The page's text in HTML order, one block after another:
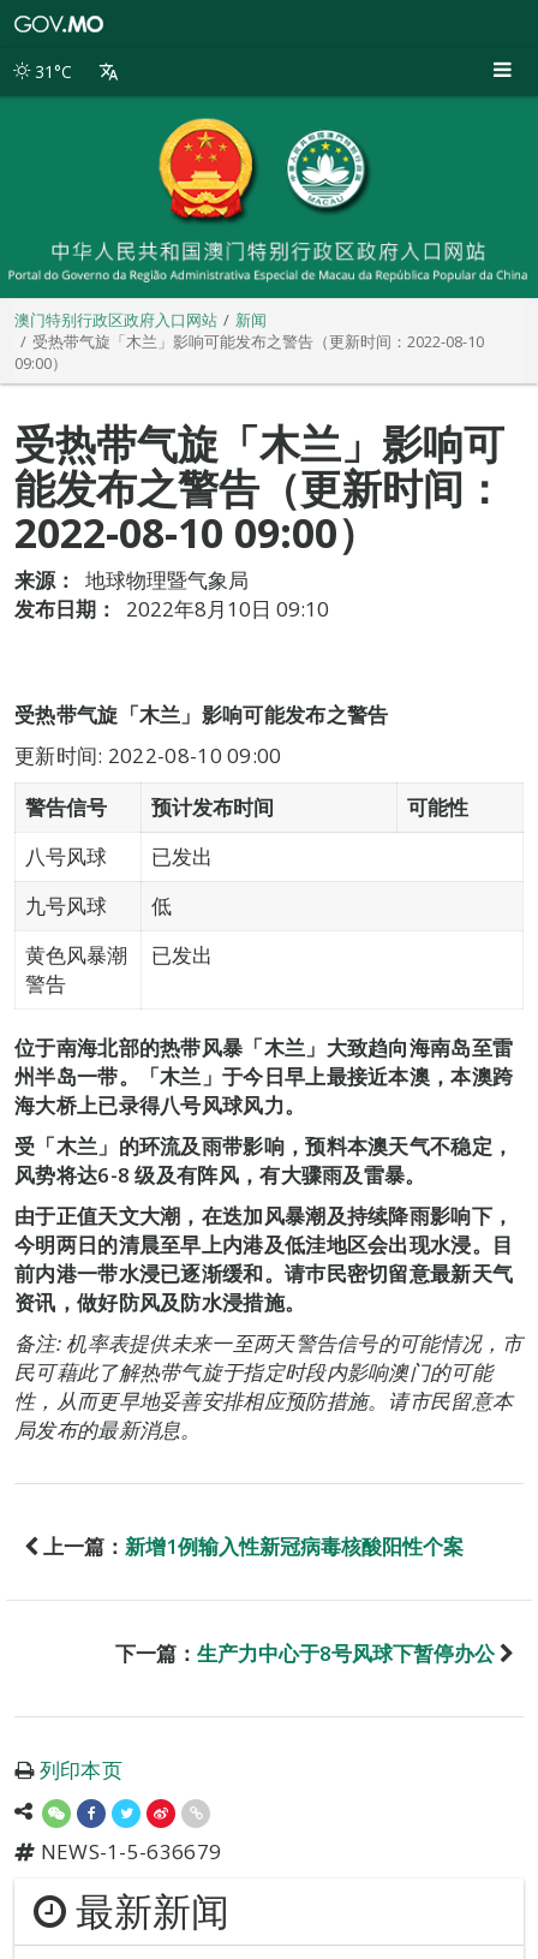
别
31°C
澳门特别行政区政府入口网站
新闻
受热带气旋「木兰」影响可能发布之警告（更新时间：2022-08-10
09:00）
受热带气旋「木兰」影响可
能发布之警告（更新时间：
2022-08-10 09:00）
来源：
地球物理暨气象局
发布日期：
2022年8月10日 09:10
受热带气旋「木兰」影响可能发布之警告
更新时间: 2022-08-10 09:00
警告信号
预计发布时间
可能性
八号风球
已发出
九号风球
低
黄色风暴潮
警告
已发出
位于南海北部的热带风暴「木兰」大致趋向海南岛至雷
州半岛一带。「木兰」于今日早上最接近本澳，本澳跨
海大桥上已录得八号风球风力。
受「木兰」的环流及雨带影响，预料本澳天气不稳定，
风势将达6-8 级及有阵风，有大骤雨及雷暴。
由于正值天文大潮，在迭加风暴潮及持续降雨影响下，
今明两日的清晨至早上内港及低洼地区会出现水浸。目
前内港一带水浸已逐渐缓和。请巿民密切留意最新天气
资讯，做好防风及防水浸措施。
备注: 机率表提供未来一至两天警告信号的可能情况，市
民可藉此了解热带气旋于指定时段内影响澳门的可能
性，从而更早地妥善安排相应预防措施。请市民留意本
局发布的最新消息。
上一篇： 新增1例输入性新冠病毒核酸阳性个案
下一篇： 生产力中心于8号风球下暂停办公
列印本页
NEWS-1-5-636679
最新新闻